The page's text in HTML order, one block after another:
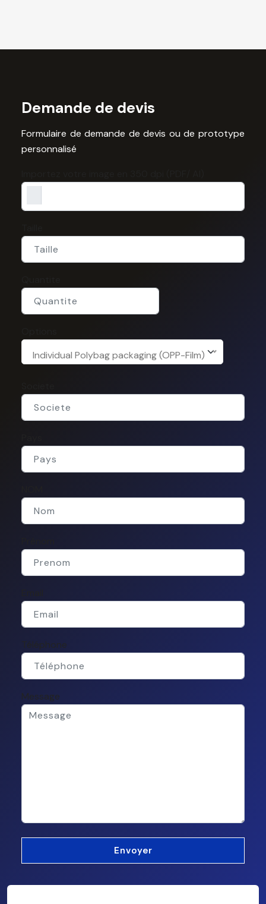
Demande de devis
Formulaire de demande de devis ou de prototype
personnalisé
Individual Polybag packaging (OPP-Film)
Téléphone
Message